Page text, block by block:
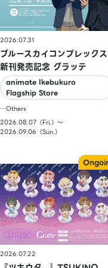
2026.07.31
ブルースカイコンプレックス
新刊発売記念 グラッテ
animate Ikebukuro
Flagship Store
…Others
2026.08.07（Fri.）〜
2026.09.06（Sun.）
2026.07.22